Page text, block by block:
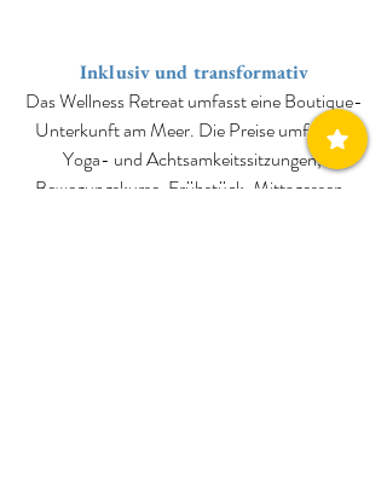
Inklusiv und transformativ
Das Wellness Retreat umfasst eine Boutique-
Unterkunft am Meer. Die Preise umfassen
Yoga- und Achtsamkeitssitzungen,
Bewegungskurse, Frühstück, Mittagessen,